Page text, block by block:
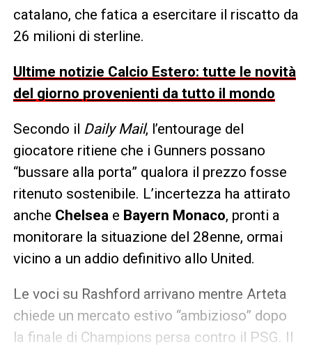
catalano, che fatica a esercitare il riscatto da
26 milioni di sterline.
Ultime notizie Calcio Estero: tutte le novità
del giorno provenienti da tutto il mondo
Secondo il Daily Mail, l’entourage del
giocatore ritiene che i Gunners possano
“bussare alla porta” qualora il prezzo fosse
ritenuto sostenibile. L’incertezza ha attirato
anche Chelsea e Bayern Monaco, pronti a
monitorare la situazione del 28enne, ormai
vicino a un addio definitivo allo United.
Le voci su Rashford arrivano mentre Arteta
chiede un mercato estivo “ambizioso” dopo
la finale di Champions persa contro il PSG. Il